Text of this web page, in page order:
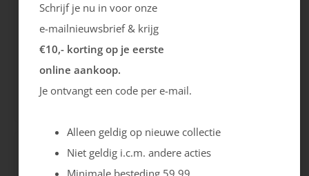
City Stride Grants
Schrijf je nu in voor onze
e-mailnieuwsbrief & krijg
€10,- korting op je eerste
online aankoop.
Je ontvangt een code per e-mail.
Alleen geldig op nieuwe collectie
Niet geldig i.c.m. andere acties
Minimale besteding 59.99